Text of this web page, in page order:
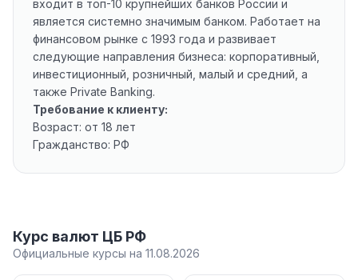
входит в топ-10 крупнейших банков России и
является системно значимым банком. Работает на
финансовом рынке с 1993 года и развивает
следующие направления бизнеса: корпоративный,
инвестиционный, розничный, малый и средний, а
также Private Banking.
Требование к клиенту:
Возраст: от 18 лет
Гражданство: РФ
Курс валют ЦБ РФ
Официальные курсы на 11.08.2026